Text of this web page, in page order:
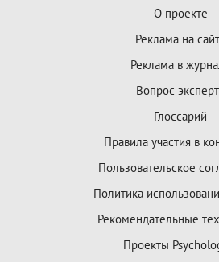
О проекте
Реклама на
Реклама в
Вопрос
Глоссарий
Правила участия в
Пользовательское
Политика
Рекомендательные
Проекты